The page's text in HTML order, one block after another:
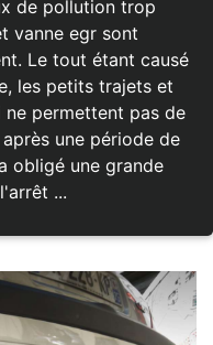
de pollution trop
vanne egr sont
Le tout étant causé
les petits trajets et
permettent pas de
une période de
obligé une grande
...